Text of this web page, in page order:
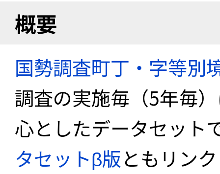
概要
国勢調査町丁・字等別
調査の実施毎（5年毎
心としたデータセット
タセットβ版ともリン